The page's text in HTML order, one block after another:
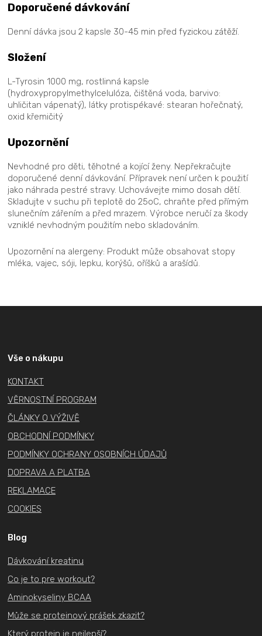
Doporučené dávkování
Denní dávka jsou 2 kapsle 30-45 min před fyzickou zátěží.
Složení
L-Tyrosin 1000 mg, rostlinná kapsle
(hydroxypropylmethylcelulóza, čištěná voda, barvivo:
uhličitan vápenatý), látky protispékavé: stearan hořečnatý,
oxid křemičitý
Upozornění
Nevhodné pro děti, těhotné a kojící ženy. Nepřekračujte
doporučené denní dávkování. Přípravek není určen k použití
jako náhrada pestré stravy. Uchovávejte mimo dosah dětí.
Skladujte v suchu při teplotě do 25oC, chraňte před přímým
slunečním zářením a před mrazem. Výrobce neručí za škody
vzniklé nevhodným použitím nebo skladováním.
Upozornění na alergeny: Produkt může obsahovat stopy
mléka, vajec, sóji, lepku, korýšů, oříšků a arašídů.
Vše o nákupu
KONTAKT
VĚRNOSTNÍ PROGRAM
ČLÁNKY O VÝŽIVĚ
OBCHODNÍ PODMÍNKY
PODMÍNKY OCHRANY OSOBNÍCH ÚDAJŮ
DOPRAVA A PLATBA
REKLAMACE
COOKIES
Blog
Dávkování kreatinu
Co je to pre workout?
Aminokyseliny BCAA
Může se proteinový prášek zkazit?
Který protein je nejlepší?